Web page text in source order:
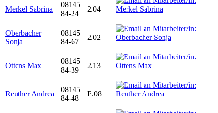
Merkel Sabrina
08145
84-24
2.04
Oberbacher
Sonja
08145
84-67
2.02
Ottens Max
08145
84-39
2.13
Reuther Andrea
08145
84-48
E.08